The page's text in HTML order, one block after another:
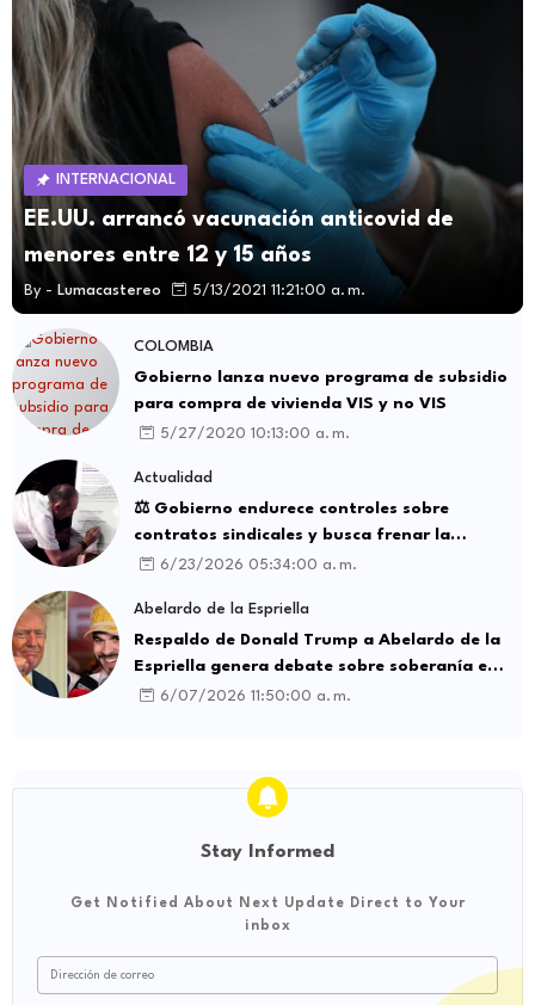
INTERNACIONAL
EE.UU. arrancó vacunación anticovid de
menores entre 12 y 15 años
By - Lumacastereo 5/13/2021 11:21:00 a. m.
COLOMBIA
Gobierno lanza nuevo programa de subsidio
para compra de vivienda VIS y no VIS
5/27/2020 10:13:00 a. m.
Actualidad
⚖️ Gobierno endurece controles sobre
contratos sindicales y busca frenar la
intermediación laboral ilegal
6/23/2026 05:34:00 a. m.
Abelardo de la Espriella
Respaldo de Donald Trump a Abelardo de la
Espriella genera debate sobre soberanía e
influencia internacional
6/07/2026 11:50:00 a. m.
Stay Informed
Get Notified About Next Update Direct to Your
inbox